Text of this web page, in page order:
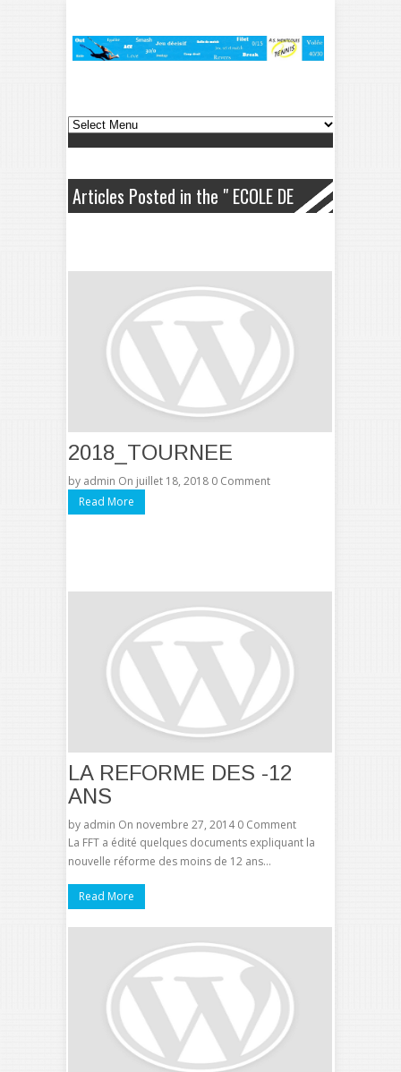
Articles Posted in the " ECOLE DE
TENNIS " Category
2018_TOURNEE
by admin On juillet 18, 2018 0 Comment
Read More
LA REFORME DES -12
ANS
by admin On novembre 27, 2014 0 Comment
La FFT a édité quelques documents expliquant la
nouvelle réforme des moins de 12 ans…
Read More